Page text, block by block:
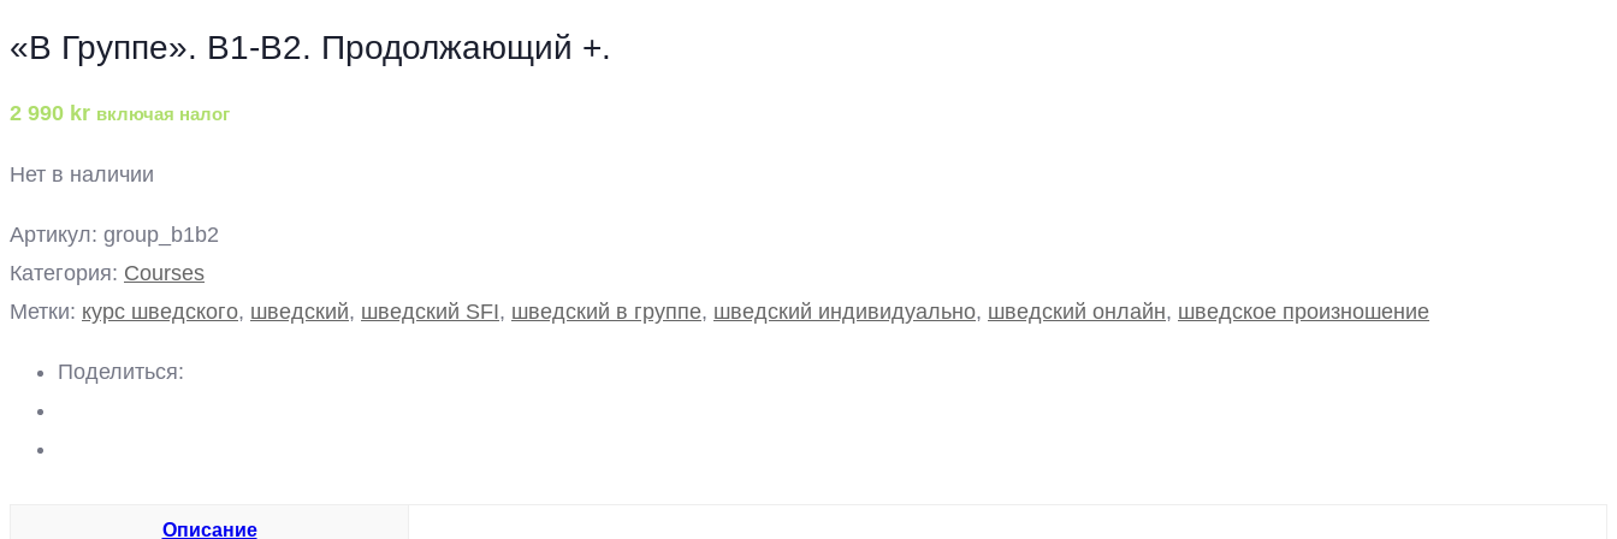
«В Группе». B1-B2. Продолжающий +.
2 990 kr включая налог
Нет в наличии
Артикул: group_b1b2
Категория: Courses
Метки: курс шведского, шведский, шведский SFI, шведский в группе, шведский индивидуально, шведский онлайн, шведское произношение
Поделиться:
Описание